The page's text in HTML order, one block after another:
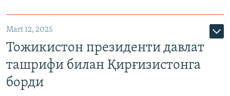
Mart 12, 2025
Тожикистон президенти давлат
ташрифи билан Қирғизистонга
борди